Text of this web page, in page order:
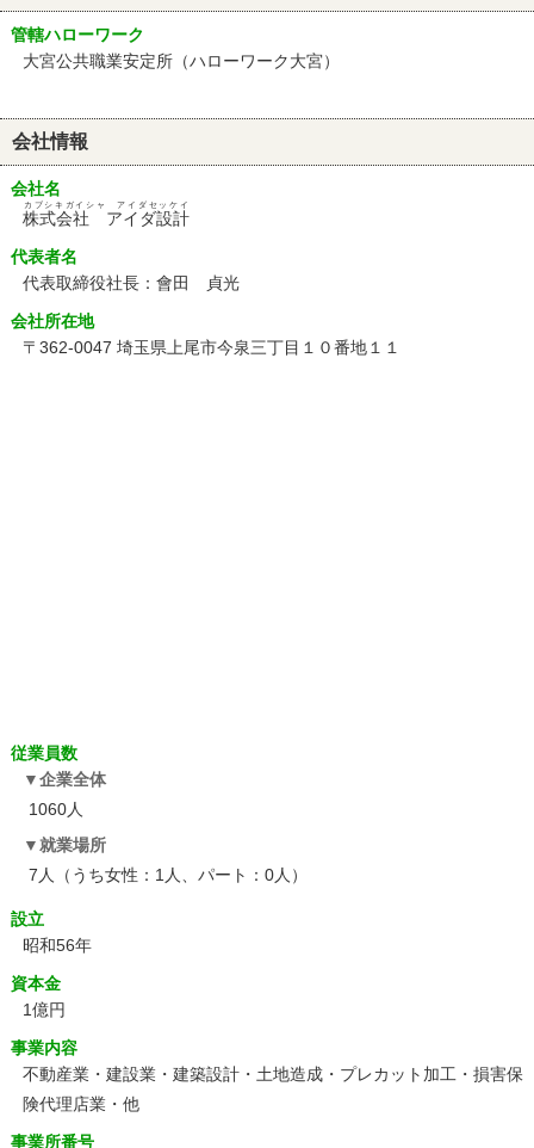
管轄ハローワーク
大宮公共職業安定所（ハローワーク大宮）
会社情報
会社名
株式会社 アイダ設計
カブシキガイシャ アイダセッケイ
代表者名
代表取締役社長：會田 貞光
会社所在地
〒362-0047 埼玉県上尾市今泉三丁目１０番地１１
従業員数
企業全体
1060人
就業場所
7人（うち女性：1人、パート：0人）
設立
昭和56年
資本金
1億円
事業内容
不動産業・建設業・建築設計・土地造成・プレカット加工・損害保
険代理店業・他
事業所番号